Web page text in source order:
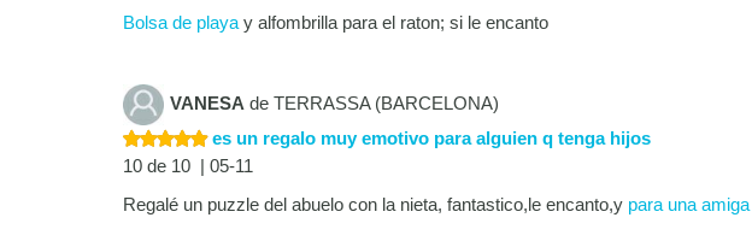
Bolsa de playa y alfombrilla para el raton; si le encanto
VANESA de TERRASSA (BARCELONA)
es un regalo muy emotivo para alguien q tenga hijos
10 de 10 | 05-11
Regalé un puzzle del abuelo con la nieta, fantastico,le encanto,y para una amiga